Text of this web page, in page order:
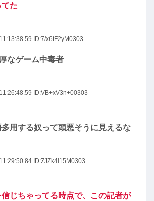
た
ID:7/x6tF2yM0303
なゲーム中毒者
ID:VB+xV3n+00303
多用する奴って頭悪そうに見えるな
ID:ZJZk4l15M0303
じちゃってる時点で、この記者が